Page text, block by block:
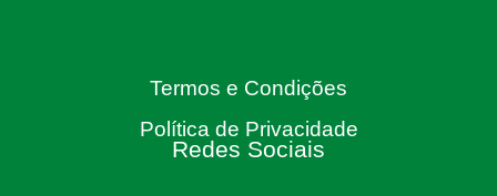
Termos e Condições
Política de Privacidade
Redes Sociais